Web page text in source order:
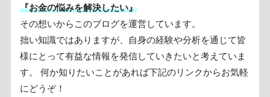
『お金の悩みを解決したい』
その想いからこのブログを運営しています。
拙い知識ではありますが、自身の経験や分析を通じて皆
様にとって有益な情報を発信していきたいと考えていま
す。 何か知りたいことがあれば下記のリンクからお気軽
にどうぞ！